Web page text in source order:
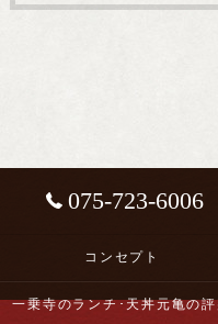
075-723-6006
コンセプト
一乗寺のランチ･天丼元亀の